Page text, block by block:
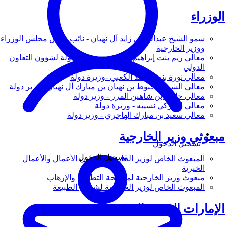
الوزراء
سمو الشيخ عبدالله بن زايد آل نهيان - نائب رئيس مجلس الوزراء
ووزير الخارجية
معالي ريم بنت إبراهيم الهاشمي - وزيرة دولة لشؤون التعاون
الدولي
معالي نورة بنت محمد الكعبي -وزيرة دولة
معالي الشيخ شخبوط بن نهيان بن مبارك آل نهيان - وزير دولة
معالي خليفة بن شاهين المرر - وزير دولة
معالي لانا زكي نسيبه - وزيرة دولة
معالي سعيد بن مبارك الهاجري - وزير دولة
مبعوثي وزير الخارجية
المبعوث الخاص لوزير الخارجية لشؤون الأعمال والأعمال
الخيرية
مبعوث وزير الخارجية لمكافحة التطرف والإرهاب
المبعوث الخاص لوزير الخارجية لشؤون الطبيعة
الإمارات العربية المتحدة
تسجيل الدخول
تسجيل الدخول